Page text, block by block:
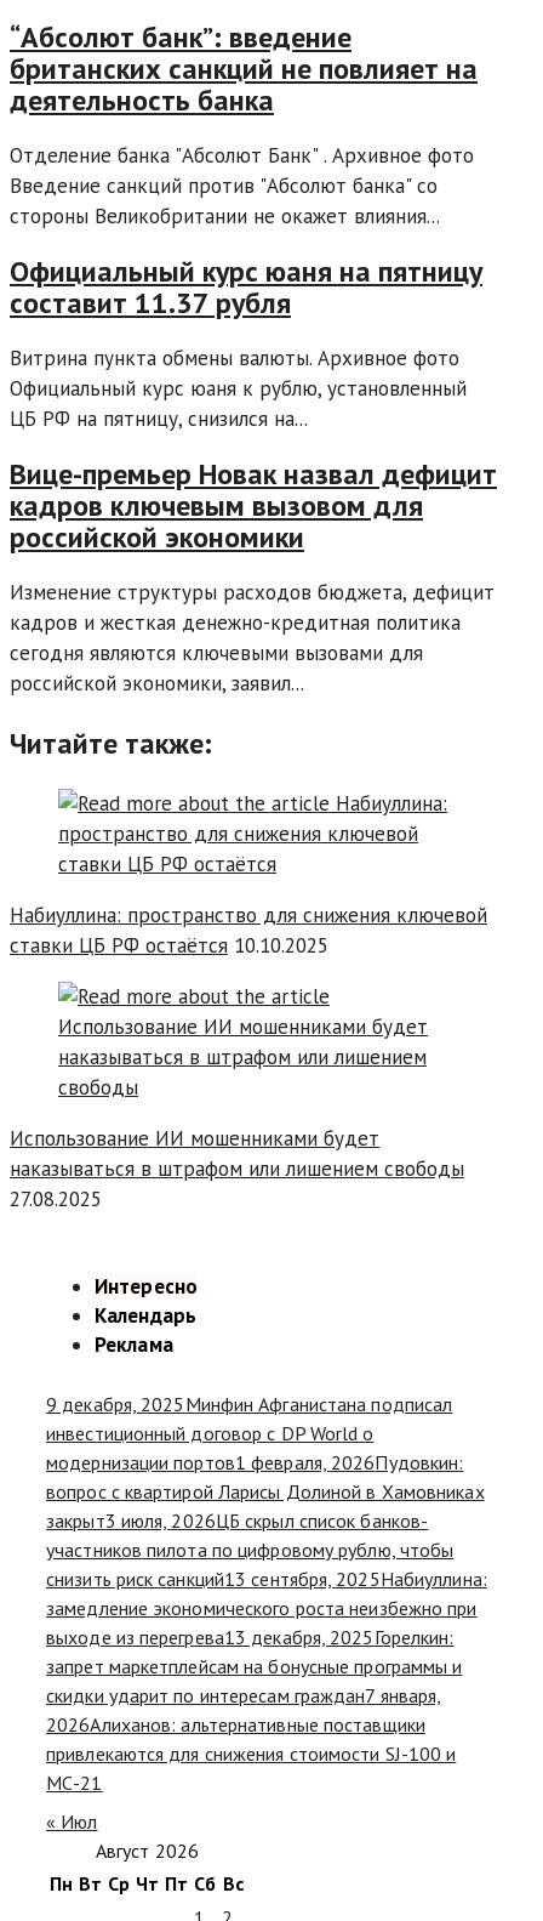
“Абсолют банк”: введение
британских санкций не повлияет на
деятельность банка
Отделение банка "Абсолют Банк" . Архивное фото
Введение санкций против "Абсолют банка" со
стороны Великобритании не окажет влияния...
Официальный курс юаня на пятницу
составит 11.37 рубля
Витрина пункта обмены валюты. Архивное фото
Официальный курс юаня к рублю, установленный
ЦБ РФ на пятницу, снизился на...
Вице-премьер Новак назвал дефицит
кадров ключевым вызовом для
российской экономики
Изменение структуры расходов бюджета, дефицит
кадров и жесткая денежно-кредитная политика
сегодня являются ключевыми вызовами для
российской экономики, заявил...
Читайте также:
Набиуллина: пространство для снижения ключевой
ставки ЦБ РФ остаётся 10.10.2025
Использование ИИ мошенниками будет
наказываться в штрафом или лишением свободы
27.08.2025
Интересно
Календарь
Реклама
9 декабря, 2025 Минфин Афганистана подписал
инвестиционный договор с DP World о
модернизации портов1 февраля, 2026Пудовкин:
вопрос с квартирой Ларисы Долиной в Хамовниках
закрыт3 июля, 2026ЦБ скрыл список банков-
участников пилота по цифровому рублю, чтобы
снизить риск санкций13 сентября, 2025Набиуллина:
замедление экономического роста неизбежно при
выходе из перегрева13 декабря, 2025 Горелкин:
запрет маркетплейсам на бонусные программы и
скидки ударит по интересам граждан7 января,
2026Алиханов: альтернативные поставщики
привлекаются для снижения стоимости SJ-100 и
МС-21
« Июл
Август 2026
Пн Вт Ср Чт Пт Сб Вс